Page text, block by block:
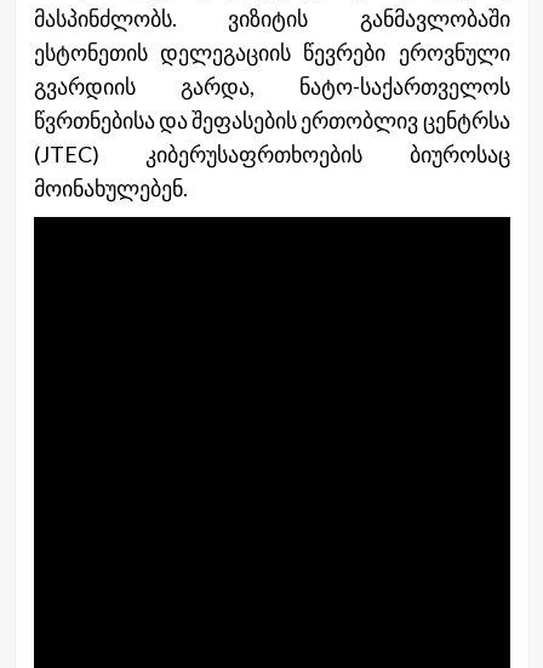
მასპინძლობს. ვიზიტის განმავლობაში
ესტონეთის დელეგაციის წევრები ეროვნული
გვარდიის გარდა, ნატო-საქართველოს
წვრთნებისა და შეფასების ერთობლივ ცენტრსა
(JTEC) კიბერუსაფრთხოების ბიუროსაც
მოინახულებენ.